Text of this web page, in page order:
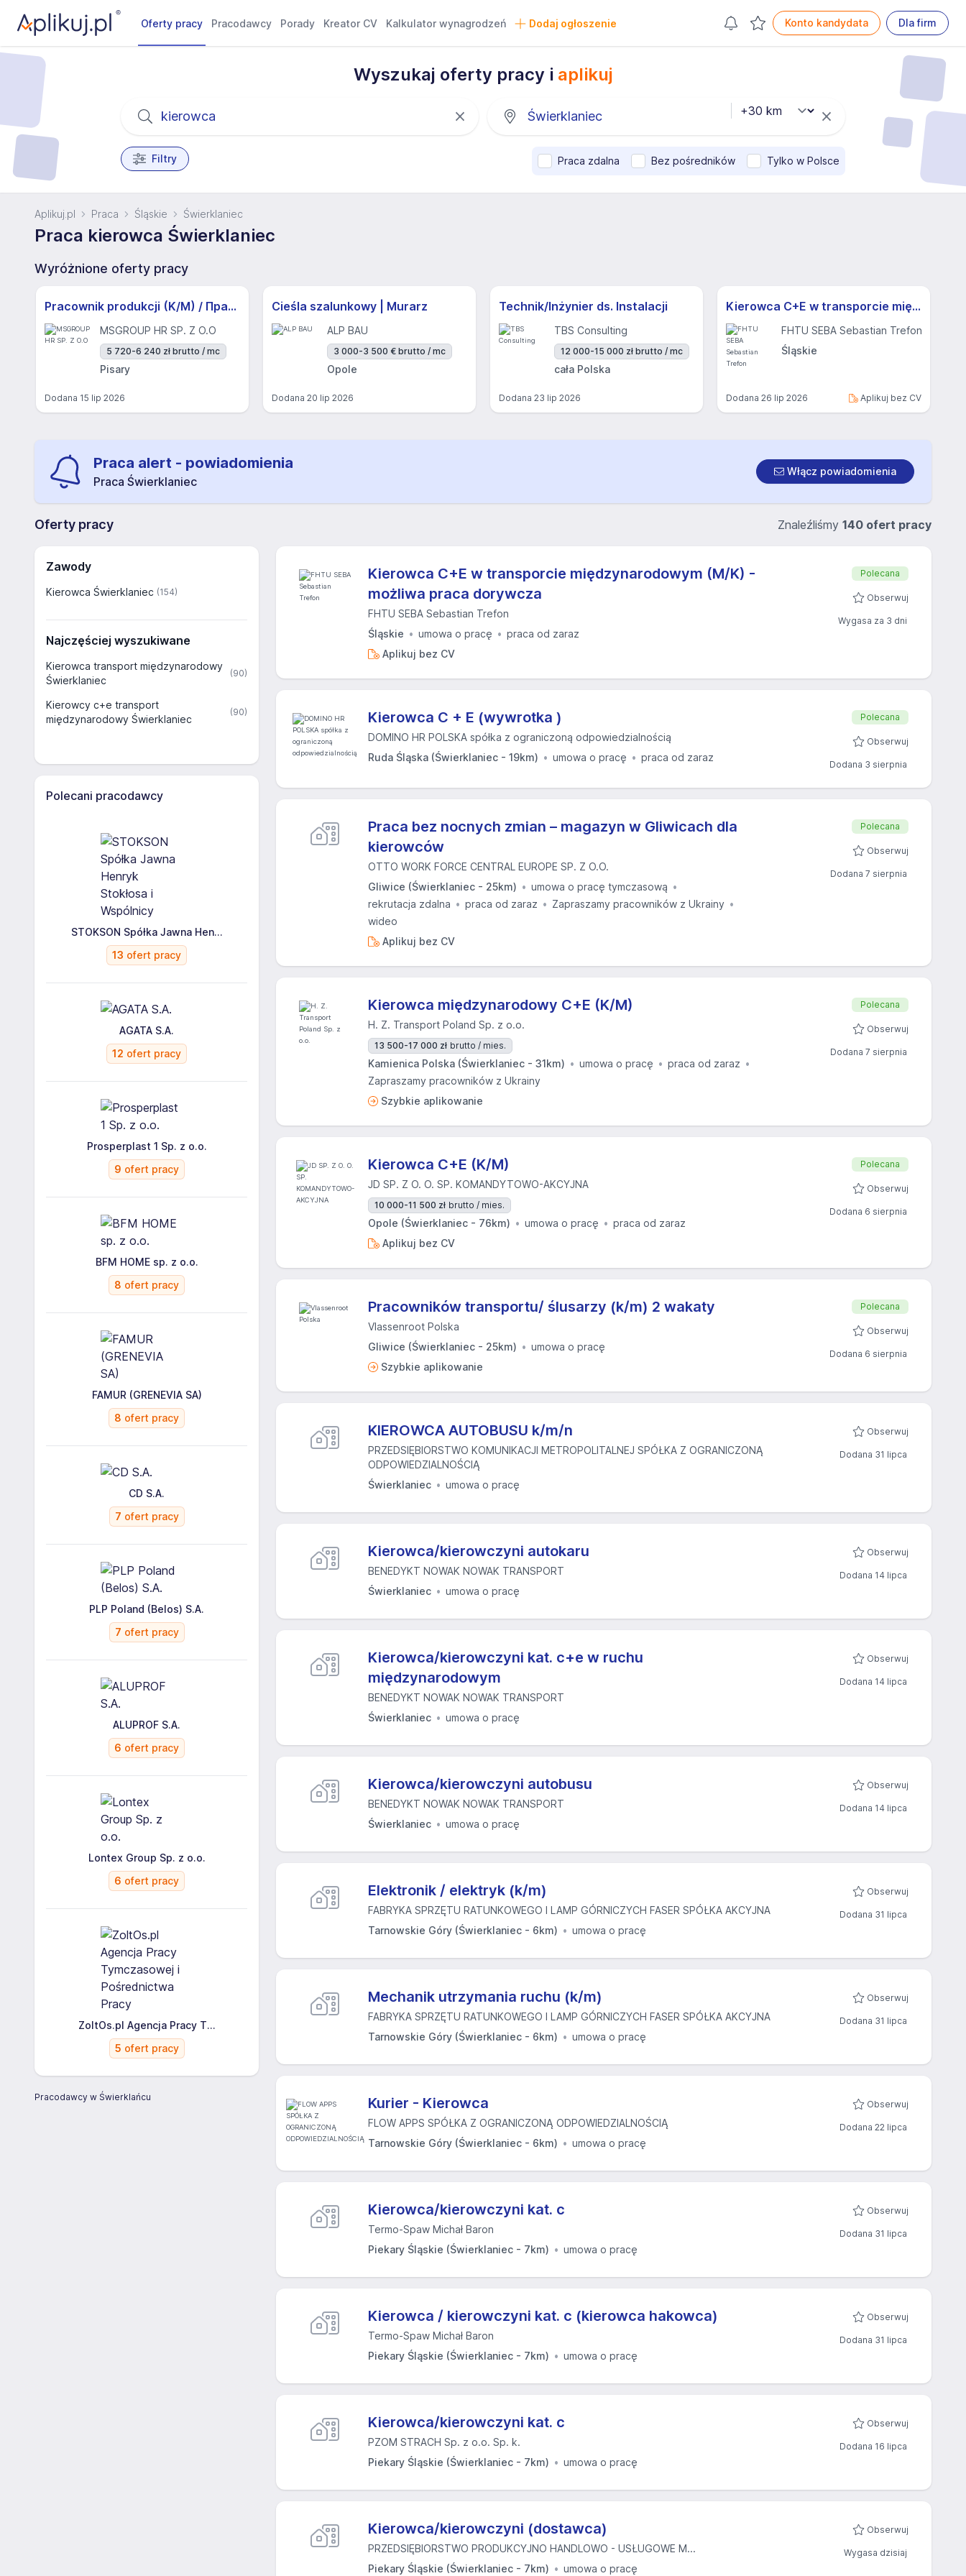
Oferty pracy Pracodawcy Porady Kreator CV Kalkulator wynagrodzeń Dodaj ogłoszenie Konto kandydata Dla firm
Wyszukaj oferty pracy i aplikuj
Filtry Praca zdalna Bez pośredników Tylko w Polsce
Aplikuj.pl Praca Śląskie Świerklaniec
Praca kierowca Świerklaniec
Wyróżnione oferty pracy
Pracownik produkcji (K/M) / Працівники продукції Huber-Suhner (K/M)
MSGROUP HR SP. Z O.O
5 720-6 240 zł brutto / mc
Pisary
Dodana 15 lip 2026
Cieśla szalunkowy | Murarz
ALP BAU
3 000-3 500 € brutto / mc
Opole
Dodana 20 lip 2026
Technik/Inżynier ds. Instalacji
TBS Consulting
12 000-15 000 zł brutto / mc
cała Polska
Dodana 23 lip 2026
Kierowca C+E w transporcie międzynarodowym (M/K) - możliwa praca dorywcza
FHTU SEBA Sebastian Trefon
Śląskie
Dodana 26 lip 2026 Aplikuj bez CV
Praca alert - powiadomienia
Praca Świerklaniec
Włącz powiadomienia
Oferty pracy Znaleźliśmy 140 ofert pracy
Zawody
Kierowca Świerklaniec (154)
Najczęściej wyszukiwane
Kierowca transport międzynarodowy
Świerklaniec
(90)
Kierowcy c+e transport
międzynarodowy Świerklaniec
(90)
Polecani pracodawcy
STOKSON Spółka Jawna Hen...
13 ofert pracy
AGATA S.A.
12 ofert pracy
Prosperplast 1 Sp. z o.o.
9 ofert pracy
BFM HOME sp. z o.o.
8 ofert pracy
FAMUR (GRENEVIA SA)
8 ofert pracy
CD S.A.
7 ofert pracy
PLP Poland (Belos) S.A.
7 ofert pracy
ALUPROF S.A.
6 ofert pracy
Lontex Group Sp. z o.o.
6 ofert pracy
ZoltOs.pl Agencja Pracy T...
5 ofert pracy
Pracodawcy w Świerklańcu
Kierowca C+E w transporcie międzynarodowym (M/K) -
możliwa praca dorywcza
FHTU SEBA Sebastian Trefon
Śląskie
umowa o pracę
praca od zaraz
Aplikuj bez CV
Polecana
Obserwuj
Wygasa za 3 dni
Kierowca C + E (wywrotka )
DOMINO HR POLSKA spółka z ograniczoną odpowiedzialnością
Ruda Śląska (Świerklaniec - 19km)
umowa o pracę praca od zaraz
Polecana
Obserwuj
Dodana 3 sierpnia
Praca bez nocnych zmian – magazyn w Gliwicach dla
kierowców
OTTO WORK FORCE CENTRAL EUROPE SP. Z O.O.
Gliwice (Świerklaniec - 25km)
umowa o pracę tymczasową
rekrutacja zdalna
praca od zaraz
Zapraszamy pracowników z Ukrainy
wideo
Aplikuj bez CV
Polecana
Obserwuj
Dodana 7 sierpnia
Kierowca międzynarodowy C+E (K/M)
H. Z. Transport Poland Sp. z o.o.
13 500-17 000 zł brutto / mies.
Kamienica Polska (Świerklaniec - 31km) umowa o pracę
praca od zaraz
Zapraszamy pracowników z Ukrainy
Szybkie aplikowanie
Polecana
Obserwuj
Dodana 7 sierpnia
Kierowca C+E (K/M)
JD SP. Z O. O. SP. KOMANDYTOWO-AKCYJNA
10 000-11 500 zł brutto / mies.
Opole (Świerklaniec - 76km) umowa o pracę
praca od zaraz
Aplikuj bez CV
Polecana
Obserwuj
Dodana 6 sierpnia
Pracowników transportu/ ślusarzy (k/m) 2 wakaty
Vlassenroot Polska
Gliwice (Świerklaniec - 25km)
umowa o pracę
Szybkie aplikowanie
Polecana
Obserwuj
Dodana 6 sierpnia
KIEROWCA AUTOBUSU k/m/n
PRZEDSIĘBIORSTWO KOMUNIKACJI METROPOLITALNEJ SPÓŁKA Z OGRANICZONĄ
ODPOWIEDZIALNOŚCIĄ
Świerklaniec
umowa o pracę
Obserwuj
Dodana 31 lipca
Kierowca/kierowczyni autokaru
BENEDYKT NOWAK NOWAK TRANSPORT
Świerklaniec
umowa o pracę
Obserwuj
Dodana 14 lipca
Kierowca/kierowczyni kat. c+e w ruchu
międzynarodowym
BENEDYKT NOWAK NOWAK TRANSPORT
Świerklaniec
umowa o pracę
Obserwuj
Dodana 14 lipca
Kierowca/kierowczyni autobusu
BENEDYKT NOWAK NOWAK TRANSPORT
Świerklaniec
umowa o pracę
Obserwuj
Dodana 14 lipca
Elektronik / elektryk (k/m)
FABRYKA SPRZĘTU RATUNKOWEGO I LAMP GÓRNICZYCH FASER SPÓŁKA AKCYJNA
Tarnowskie Góry (Świerklaniec - 6km)
umowa o pracę
Obserwuj
Dodana 31 lipca
Mechanik utrzymania ruchu (k/m)
FABRYKA SPRZĘTU RATUNKOWEGO I LAMP GÓRNICZYCH FASER SPÓŁKA AKCYJNA
Tarnowskie Góry (Świerklaniec - 6km)
umowa o pracę
Obserwuj
Dodana 31 lipca
Kurier - Kierowca
FLOW APPS SPÓŁKA Z OGRANICZONĄ ODPOWIEDZIALNOŚCIĄ
Tarnowskie Góry (Świerklaniec - 6km)
umowa o pracę
Obserwuj
Dodana 22 lipca
Kierowca/kierowczyni kat. c
Termo-Spaw Michał Baron
Piekary Śląskie (Świerklaniec - 7km)
umowa o pracę
Obserwuj
Dodana 31 lipca
Kierowca / kierowczyni kat. c (kierowca hakowca)
Termo-Spaw Michał Baron
Piekary Śląskie (Świerklaniec - 7km)
umowa o pracę
Obserwuj
Dodana 31 lipca
Kierowca/kierowczyni kat. c
PZOM STRACH Sp. z o.o. Sp. k.
Piekary Śląskie (Świerklaniec - 7km)
umowa o pracę
Obserwuj
Dodana 16 lipca
Kierowca/kierowczyni (dostawca)
PRZEDSIĘBIORSTWO PRODUKCYJNO HANDLOWO - USŁUGOWE M...
Piekary Śląskie (Świerklaniec - 7km)
umowa o pracę
Obserwuj
Wygasa dzisiaj